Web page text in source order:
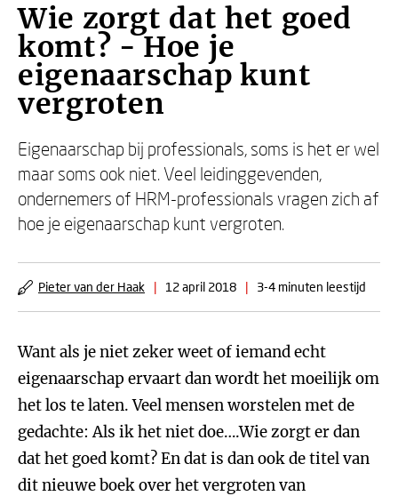
Wie zorgt dat het goed
komt? - Hoe je
eigenaarschap kunt
vergroten
Eigenaarschap bij professionals, soms is het er wel
maar soms ook niet. Veel leidinggevenden,
ondernemers of HRM-professionals vragen zich af
hoe je eigenaarschap kunt vergroten.
Pieter van der Haak | 12 april 2018 | 3-4 minuten leestijd
Want als je niet zeker weet of iemand echt
eigenaarschap ervaart dan wordt het moeilijk om
het los te laten. Veel mensen worstelen met de
gedachte: Als ik het niet doe….Wie zorgt er dan
dat het goed komt? En dat is dan ook de titel van
dit nieuwe boek over het vergroten van